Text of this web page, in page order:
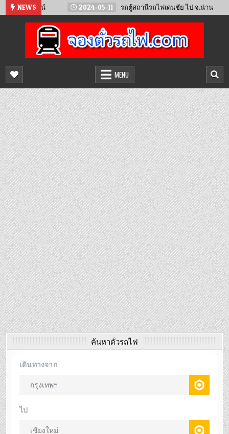
Skip NEWS
ยงจันทน์ 2024-05-11 รถตู้สถานีรถไฟเด่นชัย ไป จ.น่าน
จองตั๋วรถไฟออนไลน์
จำหน่ายตั๋วรถไฟล่วงหน้า จองได้ 24 ชั่วโมง
MENU
ค้นหาตั๋วรถไฟ